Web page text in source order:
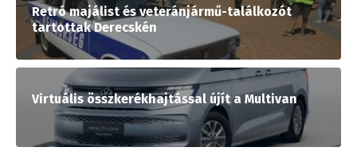
Retró majálist és veteránjármű-találkozót
tartottak Derecskén
Virtuális összkerékhajtással újít a Multivan